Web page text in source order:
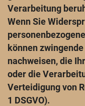
Verarbeitung
Wenn Sie
können
nachweisen, die
oder die
Verteidigung von
1 DSGVO).